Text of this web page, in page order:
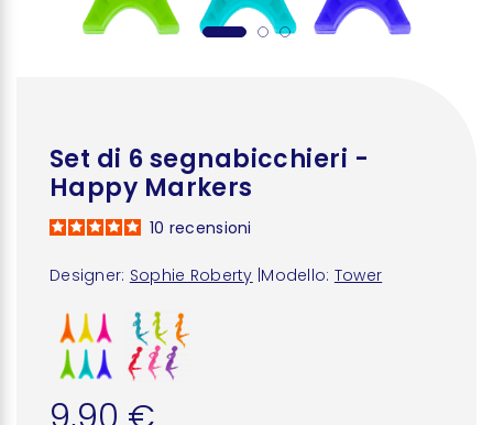
Set di 6 segnabicchieri -
Happy Markers
Designer: Sophie Roberty Modello: Tower
10 recensioni